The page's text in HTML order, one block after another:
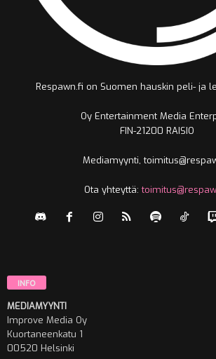
Respawn.fi on Suomen hauskin peli- ja
Oy Entertainment Media
FIN-21200 RAISIO
Mediamyynti,
Ota yhteyttä:
INFO
MEDIAMYYNTI
Improve Media Oy
Kuortaneenkatu 1
00520 Helsinki